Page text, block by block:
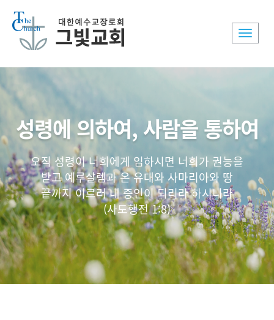
Toggle
성령에 의하여, 사람을 통하여
오직 성령이 너희에게 임하시면 너희가 권능을
받고 예루살렘과 온 유대와 사마리아와 땅
끝까지 이르러 내 증인이 되리라 하시니라
(사도행전 1:8)